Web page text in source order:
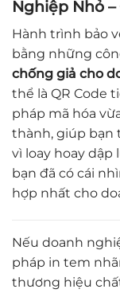
Nghiệp Nhỏ
Hành trình bảo
bằng những
chống giả cho
thể là QR Code
pháp mã hóa
thành, giúp bạn
vì loay hoay dập
bạn đã có cái
hợp nhất cho
Nếu doanh
pháp in tem
thương hiệu